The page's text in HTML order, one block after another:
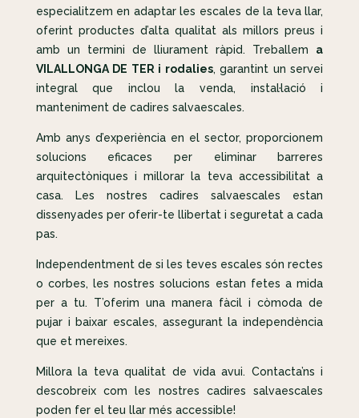
especialitzem en adaptar les escales de la teva llar,
oferint productes d’alta qualitat als millors preus i
amb un termini de lliurament ràpid. Treballem a
VILALLONGA DE TER i rodalies, garantint un servei
integral que inclou la venda, instal·lació i
manteniment de cadires salvaescales.
Amb anys d’experiència en el sector, proporcionem
solucions eficaces per eliminar barreres
arquitectòniques i millorar la teva accessibilitat a
casa. Les nostres cadires salvaescales estan
dissenyades per oferir-te llibertat i seguretat a cada
pas.
Independentment de si les teves escales són rectes
o corbes, les nostres solucions estan fetes a mida
per a tu. T’oferim una manera fàcil i còmoda de
pujar i baixar escales, assegurant la independència
que et mereixes.
Millora la teva qualitat de vida avui. Contacta’ns i
descobreix com les nostres cadires salvaescales
poden fer el teu llar més accessible!